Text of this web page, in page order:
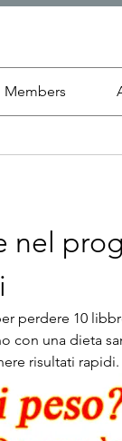
Members
nel
perdere 10
con una dieta
risultati rapidi.